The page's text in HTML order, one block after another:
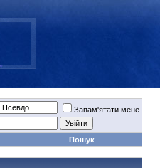
Запам'ятати мене
Пошук